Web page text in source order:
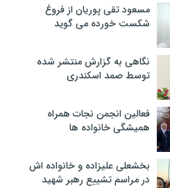
مسعود تقی پوریان از فروغ
شکست خورده می گوید
نگاهی به گزارش منتشر شده
توسط صمد اسکندری
فعالین انجمن نجات همراه
همیشگی خانواده ها
بخشعلی علیزاده و خانواده اش
در مراسم تشییع رهبر شهید